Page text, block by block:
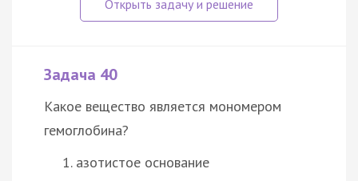
Задача 40
Какое вещество является мономером
гемоглобина?
азотистое основание